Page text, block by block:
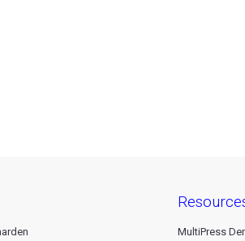
MultiPress